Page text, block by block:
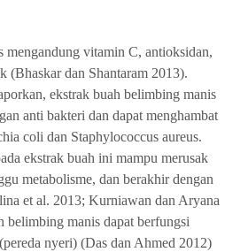
mengandung vitamin C, antioksidan,
(Bhaskar dan Shantaram 2013).
ekstrak buah belimbing manis
anti bakteri dan dapat menghambat
coli dan Staphylococcus aureus.
ekstrak buah ini mampu merusak
metabolisme, dan berakhir dengan
et al. 2013; Kurniawan dan Aryana
belimbing manis dapat berfungsi
nyeri) (Das dan Ahmed 2012)